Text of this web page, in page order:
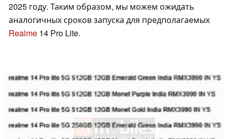
2025 году. Таким образом, мы можем ожидать
аналогичных сроков запуска для предполагаемых
Realme 14 Pro Lite.